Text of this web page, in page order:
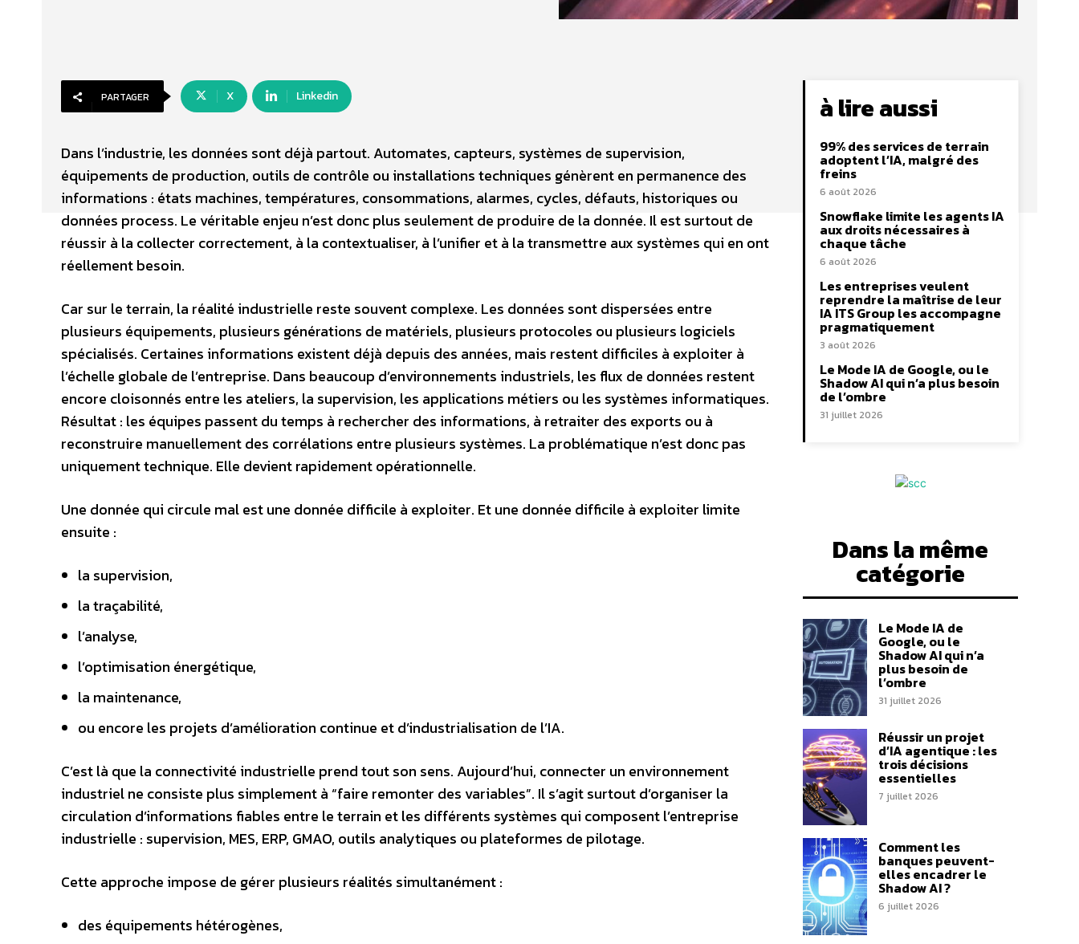
PARTAGER X Linkedin
Dans l’industrie, les données sont déjà partout. Automates, capteurs, systèmes de supervision,
équipements de production, outils de contrôle ou installations techniques génèrent en permanence des
informations : états machines, températures, consommations, alarmes, cycles, défauts, historiques ou
données process. Le véritable enjeu n’est donc plus seulement de produire de la donnée. Il est surtout de
réussir à la collecter correctement, à la contextualiser, à l’unifier et à la transmettre aux systèmes qui en ont
réellement besoin.
Car sur le terrain, la réalité industrielle reste souvent complexe. Les données sont dispersées entre
plusieurs équipements, plusieurs générations de matériels, plusieurs protocoles ou plusieurs logiciels
spécialisés. Certaines informations existent déjà depuis des années, mais restent difficiles à exploiter à
l’échelle globale de l’entreprise. Dans beaucoup d’environnements industriels, les flux de données restent
encore cloisonnés entre les ateliers, la supervision, les applications métiers ou les systèmes informatiques.
Résultat : les équipes passent du temps à rechercher des informations, à retraiter des exports ou à
reconstruire manuellement des corrélations entre plusieurs systèmes. La problématique n’est donc pas
uniquement technique. Elle devient rapidement opérationnelle.
Une donnée qui circule mal est une donnée difficile à exploiter. Et une donnée difficile à exploiter limite
ensuite :
la supervision,
la traçabilité,
l’analyse,
l’optimisation énergétique,
la maintenance,
ou encore les projets d’amélioration continue et d’industrialisation de l’IA.
C’est là que la connectivité industrielle prend tout son sens. Aujourd’hui, connecter un environnement
industriel ne consiste plus simplement à “faire remonter des variables”. Il s’agit surtout d’organiser la
circulation d’informations fiables entre le terrain et les différents systèmes qui composent l’entreprise
industrielle : supervision, MES, ERP, GMAO, outils analytiques ou plateformes de pilotage.
Cette approche impose de gérer plusieurs réalités simultanément :
des équipements hétérogènes,
à lire aussi
99% des services de terrain
adoptent l’IA, malgré des
freins
6 août 2026
Snowflake limite les agents IA
aux droits nécessaires à
chaque tâche
6 août 2026
Les entreprises veulent
reprendre la maîtrise de leur
IA ITS Group les accompagne
pragmatiquement
3 août 2026
Le Mode IA de Google, ou le
Shadow AI qui n’a plus besoin
de l’ombre
31 juillet 2026
Dans la même
catégorie
Le Mode IA de
Google, ou le
Shadow AI qui n’a
plus besoin de
l’ombre
31 juillet 2026
Réussir un projet
d’IA agentique : les
trois décisions
essentielles
7 juillet 2026
Comment les
banques peuvent-
elles encadrer le
Shadow AI ?
6 juillet 2026